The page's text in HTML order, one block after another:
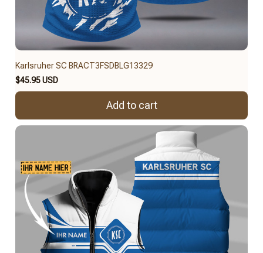
Karlsruher SC BRACT3FSDBLG13329
$45.95 USD
Add to cart